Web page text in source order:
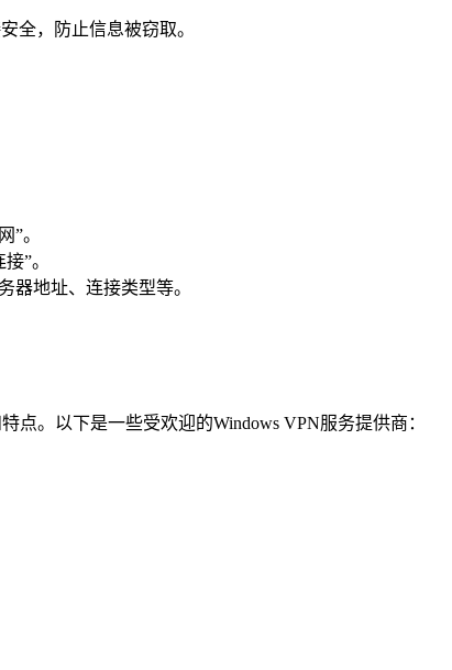
全，防止信息被窃取。
”。
”。
器地址、连接类型等。
点。以下是一些受欢迎的Windows VPN服务提供商：